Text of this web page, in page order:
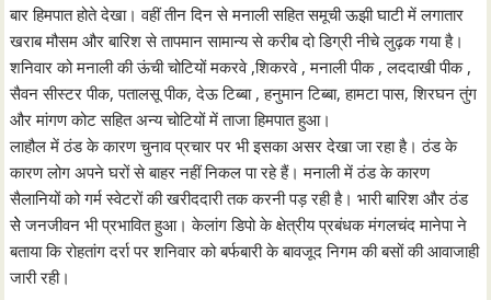
बार हिमपात होते देखा। वहीं तीन दिन से मनाली सहित समूची ऊझी घाटी में लगातार
खराब मौसम और बारिश से तापमान सामान्य से करीब दो डिग्री नीचे लुढ़क गया है।
शनिवार को मनाली की ऊंची चोटियों मकरवे ,शिकरवे , मनाली पीक , लददाखी पीक ,
सैवन सीस्टर पीक, पतालसू पीक, देऊ टिब्बा , हनुमान टिब्बा, हामटा पास, शिरघन तुंग
और मांगण कोट सहित अन्य चोटियों में ताजा हिमपात हुआ।
लाहौल में ठंड के कारण चुनाव प्रचार पर भी इसका असर देखा जा रहा है। ठंड के
कारण लोग अपने घरों से बाहर नहीं निकल पा रहे हैं। मनाली में ठंड के कारण
सैलानियों को गर्म स्वेटरों की खरीददारी तक करनी पड़ रही है। भारी बारिश और ठंड
सेे जनजीवन भी प्रभावित हुआ। केलांग डिपो के क्षेत्रीय प्रबंधक मंगलचंद मानेपा ने
बताया कि रोहतांग दर्रा पर शनिवार को बर्फबारी के बावजूद निगम की बसों की आवाजाही
जारी रही।